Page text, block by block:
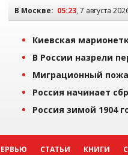
В Москве: 05:23, 7 августа
Киевская
В России назрели
Миграционный
Россия начинает
Россия зимой 1904
СТАТЬИ КНИГИ